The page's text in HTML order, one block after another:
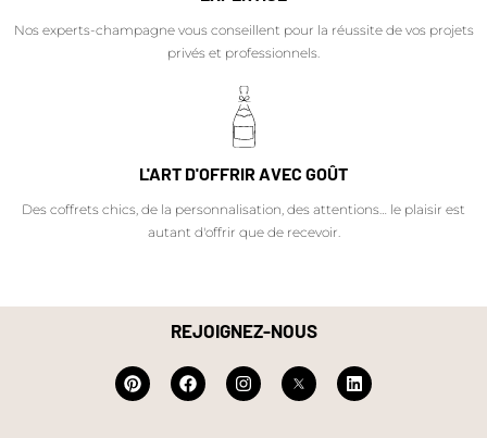
Nos experts-champagne vous conseillent pour la réussite de vos projets
privés et professionnels.
L'ART D'OFFRIR AVEC GOÛT
Des coffrets chics, de la personnalisation, des attentions… le plaisir est
autant d'offrir que de recevoir.
REJOIGNEZ-NOUS